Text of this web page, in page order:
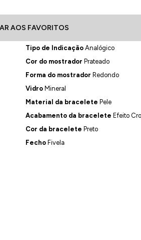
AOS FAVORITOS
Tipo de IndicaçãoAnalógico
Cor do mostrador Prateado
Forma do mostrador Redondo
VidroMineral
Material da bracelete Pele
Acabamento da bracelete Efeito
Cor da bracelete Preto
FechoFivela